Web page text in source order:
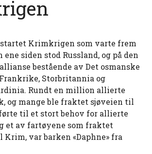
startet Krimkrigen som varte frem
ene siden stod Russland, og på den
bestående av Det osmanske
Storbritannia og
Rundt en million allierte
og mange ble fraktet sjøveien til
til et stort behov for allierte
et av fartøyene som fraktet
var barken «Daphne» fra